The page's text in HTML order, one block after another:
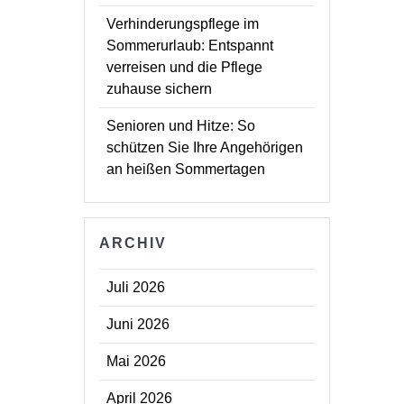
Verhinderungspflege im
Sommerurlaub: Entspannt
verreisen und die Pflege
zuhause sichern
Senioren und Hitze: So
schützen Sie Ihre Angehörigen
an heißen Sommertagen
ARCHIV
Juli 2026
Juni 2026
Mai 2026
April 2026